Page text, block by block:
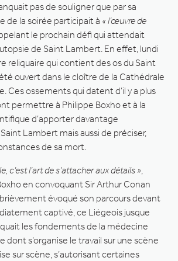
pas de souligner que par sa
de la soirée participait à « l’œuvre de
le prochain défi qui attendait
de Saint Lambert. En effet, lundi
reliquaire qui contient des os du Saint
ouvert dans le cloître de la Cathédrale
Ces ossements qui datent d’il y a plus
permettre à Philippe Boxho et à la
d’apporter davantage
Lambert mais aussi de préciser,
de sa mort.
c’est l’art de s’attacher aux détails »
en convoquant Sir Arthur Conan
évoqué son parcours devant
captivé, ce Liégeois jusque
les fondements de la médecine
dont s’organise le travail sur une scène
sur scène, s’autorisant certaines